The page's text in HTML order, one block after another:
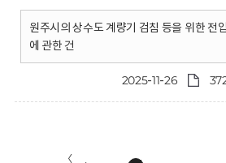
원주시의 상수도 계량기 검침 등을 위한 전
에 관한 건
2025-11-26
〈